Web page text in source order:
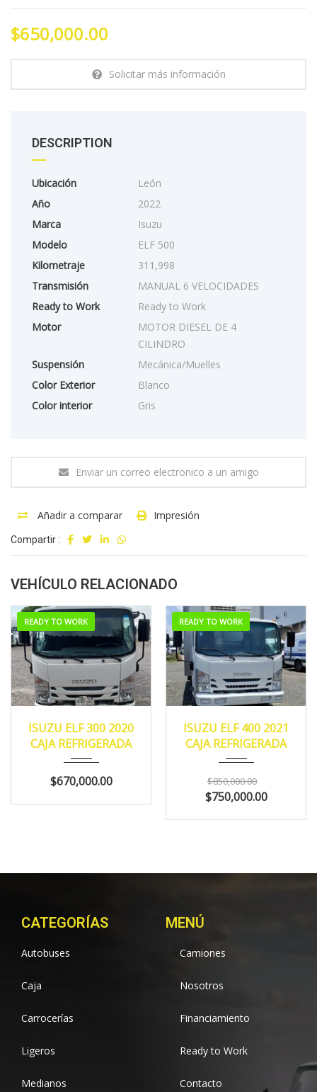
$650,000.00
Solicitar más información
DESCRIPTION
Ubicación
León
Año
2022
Marca
Isuzu
Modelo
ELF 500
Kilometraje
311,998
Transmisión
MANUAL 6 VELOCIDADES
Ready to Work
Ready to Work
Motor
MOTOR DIESEL DE 4
CILINDRO
Suspensión
Mecánica/Muelles
Color Exterior
Blanco
Color interior
Gris
Enviar un correo electronico a un amigo
Añadir a comparar Impresión
Compartir :
VEHÍCULO RELACIONADO
READY TO WORK
125,500 Promedio
ISUZU ELF 300 2020
CAJA REFRIGERADA
$670,000.00
READY TO WORK
162,484
ISUZU ELF 400 2021
CAJA REFRIGERADA
$850,000.00
$750,000.00
CATEGORÍAS
Autobuses
Caja
Carrocerías
Ligeros
Medianos
MENÚ
Camiones
Nosotros
Financiamiento
Ready to Work
Contacto